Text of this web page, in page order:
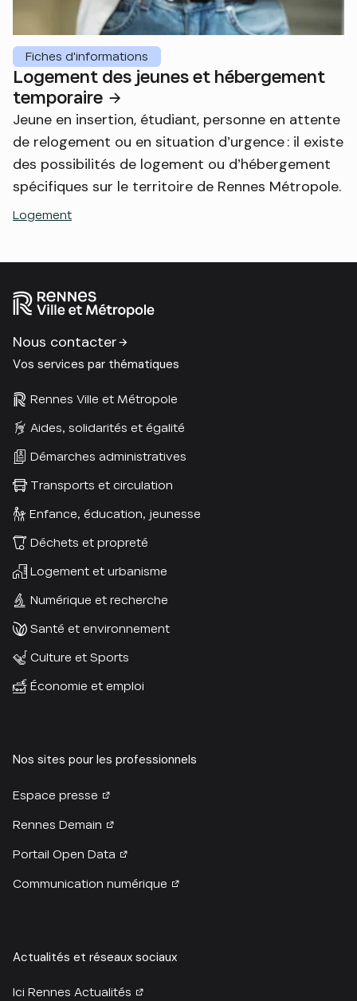
Logement des jeunes et hébergement
temporaire
Fiches d'informations
Jeune en insertion, étudiant, personne en attente
de relogement ou en situation d’urgence : il existe
des possibilités de logement ou d’hébergement
spécifiques sur le territoire de Rennes Métropole.
Logement
Nous contacter
Vos services par thématiques
Rennes Ville et Métropole
Aides, solidarités et égalité
Démarches administratives
Transports et circulation
Enfance, éducation, jeunesse
Déchets et propreté
Logement et urbanisme
Numérique et recherche
Santé et environnement
Culture et Sports
Économie et emploi
Nos sites pour les professionnels
Espace presse
Rennes Demain
Portail Open Data
Communication numérique
Actualités et réseaux sociaux
Ici Rennes Actualités